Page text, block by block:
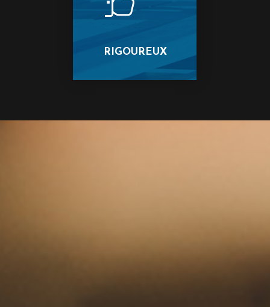
RIGOUREUX